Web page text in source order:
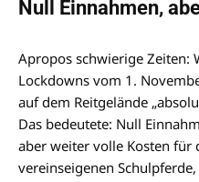
Null Einnahmen,
Apropos schwierige Zeiten:
Lockdowns vom 1.
auf dem Reitgelände
Das bedeutete: Null
aber weiter volle Kosten für
vereinseigenen